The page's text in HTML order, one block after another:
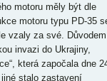
motoru měly být dle
motoru typu PD-35
vzaly za své. Důvodem
invazi do Ukrajiny,
která započala dne
stalo zastavení